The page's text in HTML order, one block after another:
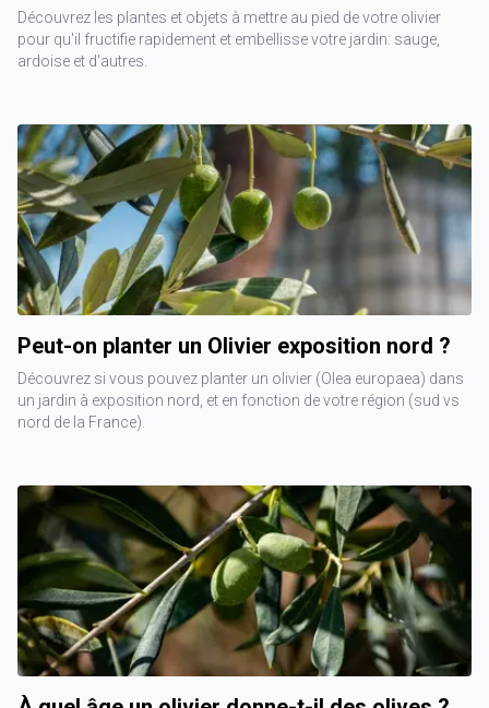
Découvrez les plantes et objets à mettre au pied de votre olivier
pour qu'il fructifie rapidement et embellisse votre jardin: sauge,
ardoise et d'autres.
Peut-on planter un Olivier exposition nord ?
Découvrez si vous pouvez planter un olivier (Olea europaea) dans
un jardin à exposition nord, et en fonction de votre région (sud vs
nord de la France).